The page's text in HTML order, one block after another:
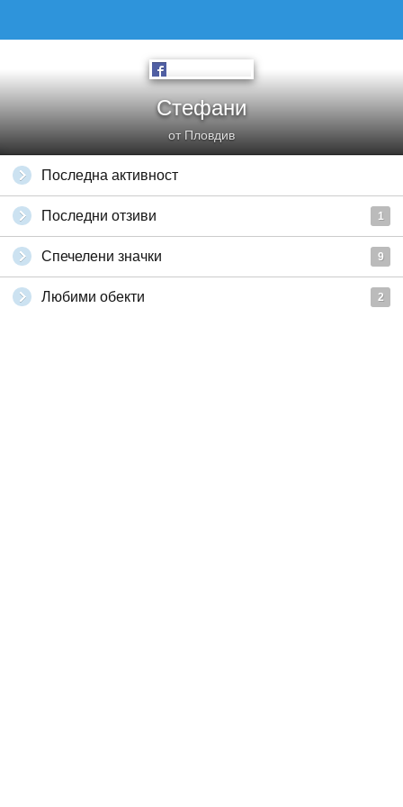
Стефани
от Пловдив
Последна активност
Последни отзиви 1
Спечелени значки 9
Любими обекти 2